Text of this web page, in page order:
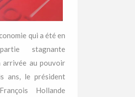
qui a été en
stagnante
arrivée au pouvoir
ans, le président
Hollande